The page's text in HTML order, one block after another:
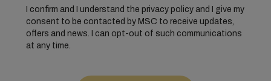
I confirm and I understand the privacy policy and I give my
consent to be contacted by MSC to receive updates,
offers and news. I can opt-out of such communications
at any time.